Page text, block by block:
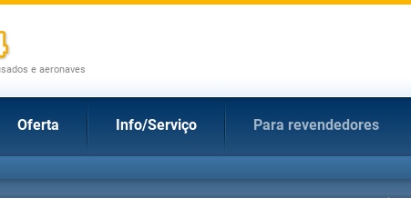
e aeronaves
Oferta Info/Serviço Para revendedores